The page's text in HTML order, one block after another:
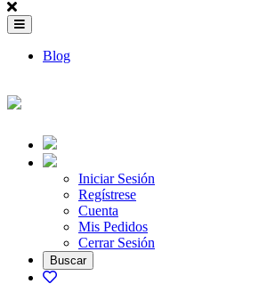
Blog
Iniciar Sesión
Regístrese
Cuenta
Mis Pedidos
Cerrar Sesión